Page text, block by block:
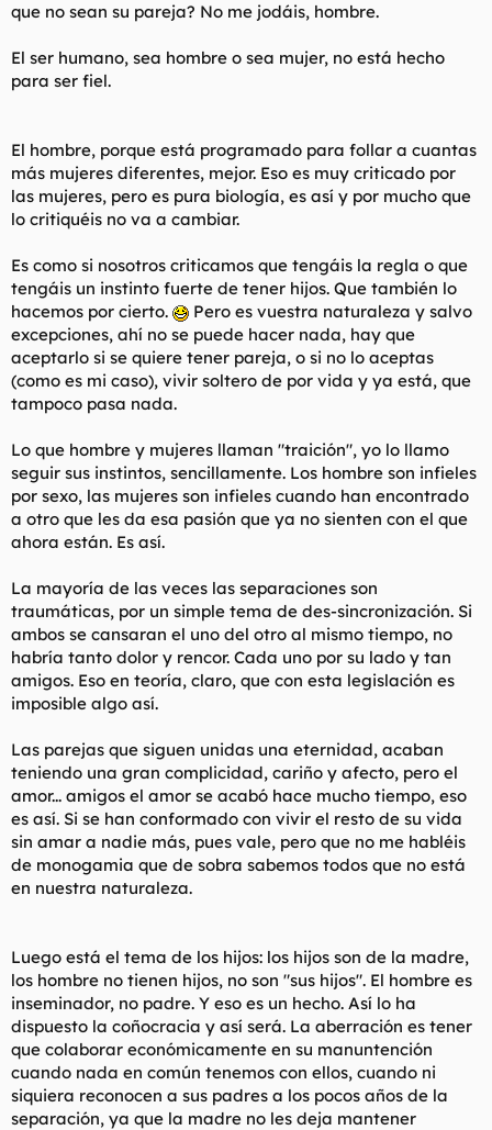
que no sean su pareja? No me jodáis, hombre.
El ser humano, sea hombre o sea mujer, no está hecho
para ser fiel.
El hombre, porque está programado para follar a cuantas
más mujeres diferentes, mejor. Eso es muy criticado por
las mujeres, pero es pura biología, es así y por mucho que
lo critiquéis no va a cambiar.
Es como si nosotros criticamos que tengáis la regla o que
tengáis un instinto fuerte de tener hijos. Que también lo
hacemos por cierto.
Pero es vuestra naturaleza y salvo
excepciones, ahí no se puede hacer nada, hay que
aceptarlo si se quiere tener pareja, o si no lo aceptas
(como es mi caso), vivir soltero de por vida y ya está, que
tampoco pasa nada.
Lo que hombre y mujeres llaman "traición", yo lo llamo
seguir sus instintos, sencillamente. Los hombre son infieles
por sexo, las mujeres son infieles cuando han encontrado
a otro que les da esa pasión que ya no sienten con el que
ahora están. Es así.
La mayoría de las veces las separaciones son
traumáticas, por un simple tema de des-sincronización. Si
ambos se cansaran el uno del otro al mismo tiempo, no
habría tanto dolor y rencor. Cada uno por su lado y tan
amigos. Eso en teoría, claro, que con esta legislación es
imposible algo así.
Las parejas que siguen unidas una eternidad, acaban
teniendo una gran complicidad, cariño y afecto, pero el
amor... amigos el amor se acabó hace mucho tiempo, eso
es así. Si se han conformado con vivir el resto de su vida
sin amar a nadie más, pues vale, pero que no me habléis
de monogamia que de sobra sabemos todos que no está
en nuestra naturaleza.
Luego está el tema de los hijos: los hijos son de la madre,
los hombre no tienen hijos, no son "sus hijos". El hombre es
inseminador, no padre. Y eso es un hecho. Así lo ha
dispuesto la coñocracia y así será. La aberración es tener
que colaborar económicamente en su manuntención
cuando nada en común tenemos con ellos, cuando ni
siquiera reconocen a sus padres a los pocos años de la
separación, ya que la madre no les deja mantener